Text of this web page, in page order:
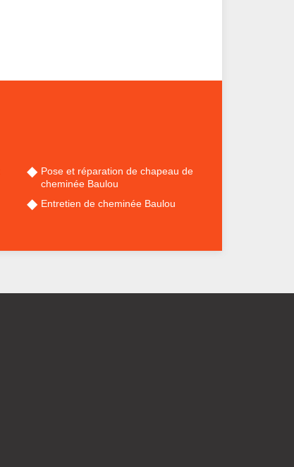
Pose et réparation de chapeau de
cheminée Baulou
Entretien de cheminée Baulou